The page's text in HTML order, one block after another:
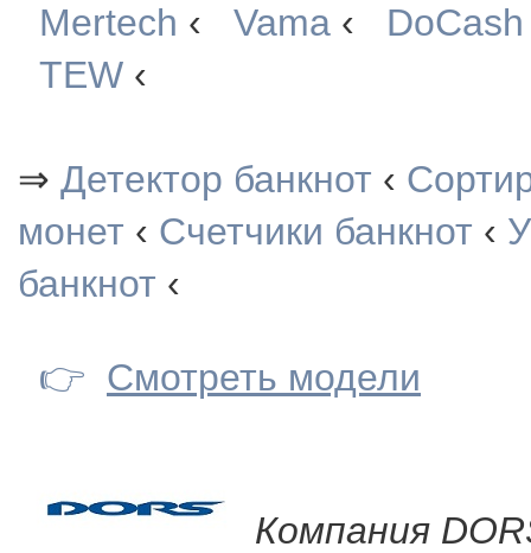
Mertech ‹ Vama ‹ DoCash
TEW ‹
⇒ Детектор банкнот ‹
монет ‹ Счетчики банкнот ‹
банкнот ‹
👉 Смотреть модели
Компания